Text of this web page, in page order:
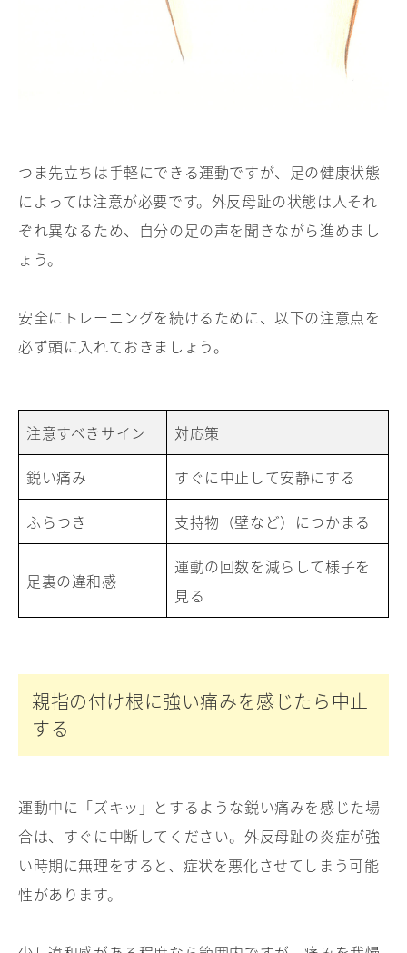
つま先立ちは手軽にできる運動ですが、足の健康状態
によっては注意が必要です。外反母趾の状態は人それ
ぞれ異なるため、自分の足の声を聞きながら進めまし
ょう。
安全にトレーニングを続けるために、以下の注意点を
必ず頭に入れておきましょう。
注意すべきサイン 対応策
鋭い痛み すぐに中止して安静にする
ふらつき 支持物（壁など）につかまる
足裏の違和感
運動の回数を減らして様子を
見る
親指の付け根に強い痛みを感じたら中止
する
運動中に「ズキッ」とするような鋭い痛みを感じた場
合は、すぐに中断してください。外反母趾の炎症が強
い時期に無理をすると、症状を悪化させてしまう可能
性があります。